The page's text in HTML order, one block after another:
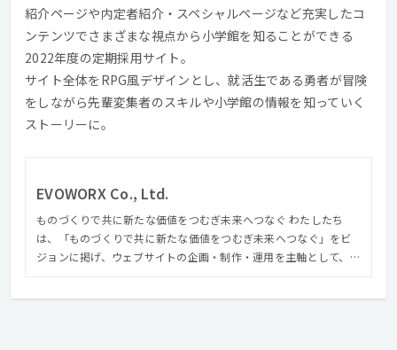
紹介ページや内定者紹介・スペシャルページなど充実したコ
ンテンツでさまざまな視点から小学館を知ることができる
2022年度の定期採用サイト。
サイト全体をRPG風デザインとし、就活生である勇者が冒険
をしながら先輩変集者のスキルや小学館の情報を知っていく
ストーリーに。
EVOWORX Co., Ltd.
ものづくりで共に新たな価値をつむぎ未来へつなぐ わたしたち
は、「ものづくりで共に新たな価値をつむぎ未来へつなぐ」をビ
ジョンに掲げ、ウェブサイトの企画・制作・運用を主軸として、コ